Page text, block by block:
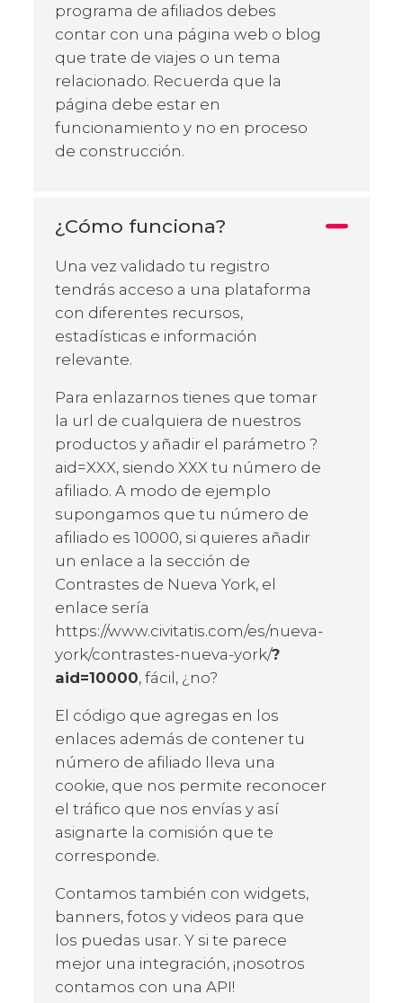
programa de afiliados debes
contar con una página web o blog
que trate de viajes o un tema
relacionado. Recuerda que la
página debe estar en
funcionamiento y no en proceso
de construcción.
¿Cómo funciona?
Una vez validado tu registro
tendrás acceso a una plataforma
con diferentes recursos,
estadísticas e información
relevante.
Para enlazarnos tienes que tomar
la url de cualquiera de nuestros
productos y añadir el parámetro ?
aid=XXX, siendo XXX tu número de
afiliado. A modo de ejemplo
supongamos que tu número de
afiliado es 10000, si quieres añadir
un enlace a la sección de
Contrastes de Nueva York, el
enlace sería
https://www.civitatis.com/es/nueva-
york/contrastes-nueva-york/?
aid=10000, fácil, ¿no?
El código que agregas en los
enlaces además de contener tu
número de afiliado lleva una
cookie, que nos permite reconocer
el tráfico que nos envías y así
asignarte la comisión que te
corresponde.
Contamos también con widgets,
banners, fotos y videos para que
los puedas usar. Y si te parece
mejor una integración, ¡nosotros
contamos con una API!